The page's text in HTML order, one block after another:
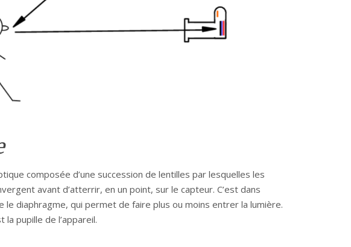
composée d’une succession de lentilles par lesquelles les
avant d’atterrir, en un point, sur le capteur. C’est dans
le diaphragme, qui permet de faire plus ou moins entrer la lumière.
la pupille de l’appareil.